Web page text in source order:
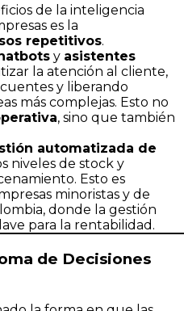
de la inteligencia
es la
repetitivos.
y asistentes
la atención al cliente,
y liberando
más complejas. Esto no
, sino que también
automatizada de
niveles de stock y
Esto es
minoristas y de
donde la gestión
para la rentabilidad.
de Decisiones